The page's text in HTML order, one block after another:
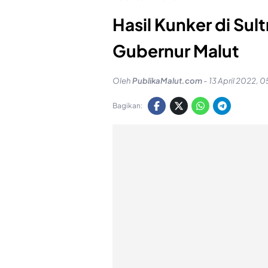
Hasil Kunker di
Gubernur Malut
OlehPublikaMalut.com- 13 April 2022,
Bagikan: